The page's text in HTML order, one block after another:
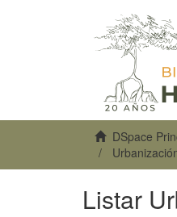
DSpace
Listar